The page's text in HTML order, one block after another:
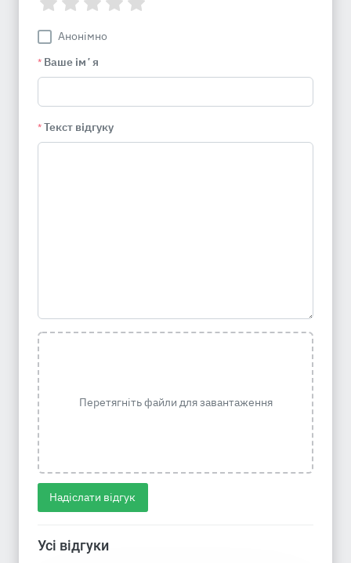
Анонімно
* Ваше імʼя
* Текст відгуку
Перетягніть файли для завантаження
Надіслати відгук
Усі відгуки